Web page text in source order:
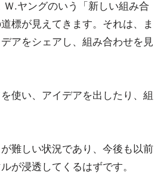
.ヤングのいう「新しい組み合
標が見えてきます。それは、ま
アをシェアし、組み合わせを見
使い、アイデアを出したり、組
難しい状況であり、今後も以前
が浸透してくるはずです。